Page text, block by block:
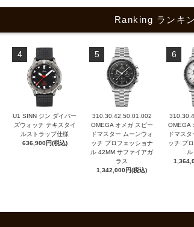
Ranking ランキ
4
U1 SINN ジン ダイバー
ズウォッチ テキスタイ
ルストラップ仕様
636,900円(税込)
5
310.30.42.50.01.002
OMEGA オメガ スピー
ドマスター ムーンウォ
ッチ プロフェッショナ
ル 42MM サファイアガ
ラス
1,342,000円(税込)
6
OMEGA
ドマス
ッチ プ